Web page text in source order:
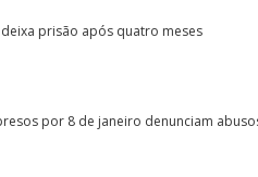
prisão após quatro meses
por 8 de janeiro denunciam